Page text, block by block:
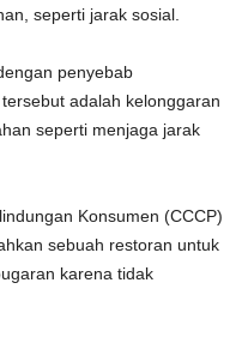
seperti jarak sosial.
penyebab
adalah kelonggaran
seperti menjaga jarak
Konsumen (CCCP)
sebuah restoran untuk
karena tidak